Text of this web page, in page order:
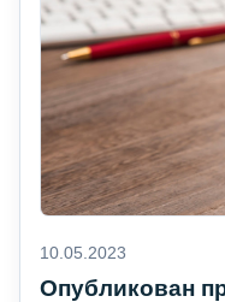
10.05.2023
Опубликован